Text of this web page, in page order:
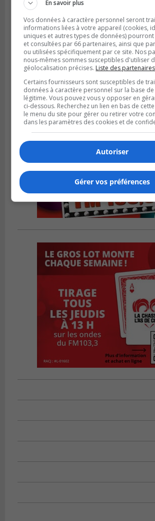
BOUCHERVILLE
Publié le 27 juillet 2026 à 19h58
Metro prend les moyens pour
personnel cadre
En savoir plus
Vos données à caractère personnel seront
informations liées à votre appareil (cookies,
uniques et autres types de données)
et consultées par 66 partenaires, ainsi que
ou utilisées spécifiquement par ce site. Nos
nous-mêmes sommes susceptibles d'utiliser
géolocalisation précises. Liste des
Certains fournisseurs sont susceptibles de
données à caractère personnel sur la base
légitime. Vous pouvez vous y opposer en
ci-dessous. Recherchez un lien en bas de
le menu du site pour gérer ou retirer votre
dans les paramètres des cookies et de
Autoriser
Gérer vos préférences